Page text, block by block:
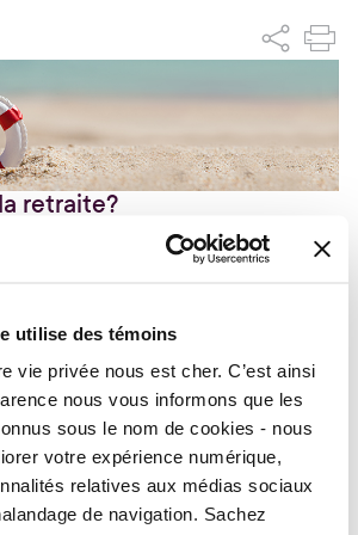
utilise des témoins
vie privée nous est cher. C’est ainsi
nous vous informons que les
sous le nom de cookies - nous
votre expérience numérique,
relatives aux médias sociaux
de navigation. Sachez
retraite?
sur le point de prendre
votre carrière ou en pratique.
à protéger vos actifs et bien sûr
pour le cas où vous auriez
longue durée, de médicaments,